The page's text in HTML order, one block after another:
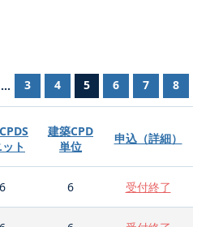
... 3 4 5 6 7 8
ト
建築CPD
単位
申込（詳細）
6 6 受付終了